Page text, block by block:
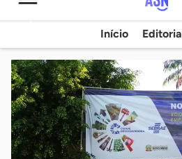
de
Início